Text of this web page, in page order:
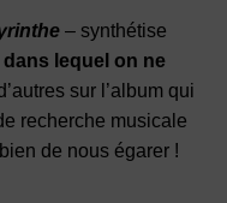
– synthétise
dans lequel on ne
sur l’album qui
recherche musicale
de nous égarer !